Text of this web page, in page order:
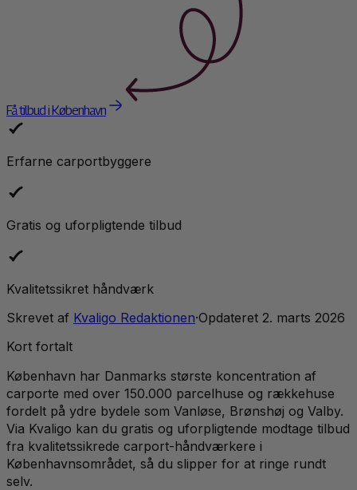
Få tilbud i København
Erfarne carportbyggere
Gratis og uforpligtende tilbud
Kvalitetssikret håndværk
Skrevet af Kvaligo Redaktionen·Opdateret 2. marts 2026
Kort fortalt
København har Danmarks største koncentration af
carporte med over 150.000 parcelhuse og rækkehuse
fordelt på ydre bydele som Vanløse, Brønshøj og Valby.
Via Kvaligo kan du gratis og uforpligtende modtage tilbud
fra kvalitetssikrede carport-håndværkere i
Københavnsområdet, så du slipper for at ringe rundt
selv.